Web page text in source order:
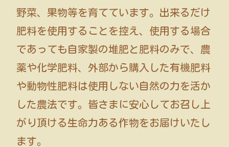
野菜、果物等を育てています。出来るだけ
肥料を使用することを控え、使用する場合
であっても自家製の堆肥と肥料のみで、農
薬や化学肥料、外部から購入した有機肥料
や動物性肥料は使用しない自然の力を活か
した農法です。皆さまに安心してお召し上
がり頂ける生命力ある作物をお届けいたし
ます。